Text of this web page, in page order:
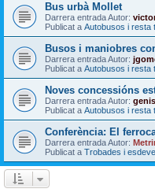
Bus urbà Mollet
Darrera entrada Autor:
Publicat a Autobusos i resta
Busos i maniobres
Darrera entrada Autor:
Publicat a Autobusos i resta
Noves concessións
Darrera entrada Autor:
Publicat a Autobusos i resta
Conferència: El
Darrera entrada Autor:
Publicat a Trobades i